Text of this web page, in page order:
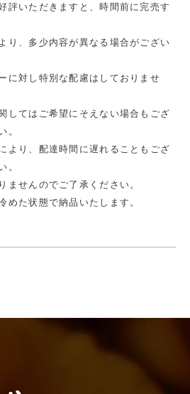
評いただきますと、時間前に完売す
り、多少内容が異なる場合がござい
に対し特別な配慮はしておりませ
してはご希望にそえない場合もござ
。
より、配達時間に遅れることもござ
。
せんのでご了承ください。
た状態で納品いたします。